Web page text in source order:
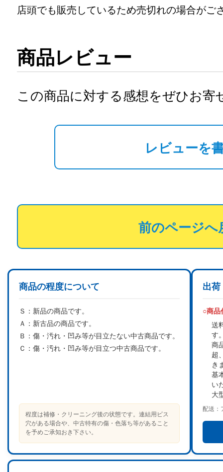
店頭でも販売しているため売切れの場合がご
商品レビュー
この商品に対する感想をぜひお寄
レビューを
前のページへ
商品の程度について
Ｓ： 新品の商品です。
Ａ： 新古品の商品です。
Ｂ： 傷・汚れ・凹み等が目立たない中古商品です。
Ｃ： 傷・汚れ・凹み等が目立つ中古商品です。
程度は補修・クリーニング後の状態です。連結用ビス
穴がある場合や、中古特有の傷・色落ち等があること
を予めご承知おき下さい。
出荷
○商品
送
す
商
超
き
基
い
大
配送：